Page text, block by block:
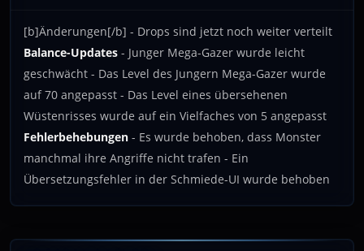
[b]Änderungen[/b] - Drops sind jetzt noch weiter verteilt
Balance-Updates - Junger Mega-Gazer wurde leicht
geschwächt - Das Level des Jungern Mega-Gazer wurde
auf 70 angepasst - Das Level eines übersehenen
Wüstenrisses wurde auf ein Vielfaches von 5 angepasst
Fehlerbehebungen - Es wurde behoben, dass Monster
manchmal ihre Angriffe nicht trafen - Ein
Übersetzungsfehler in der Schmiede-UI wurde behoben